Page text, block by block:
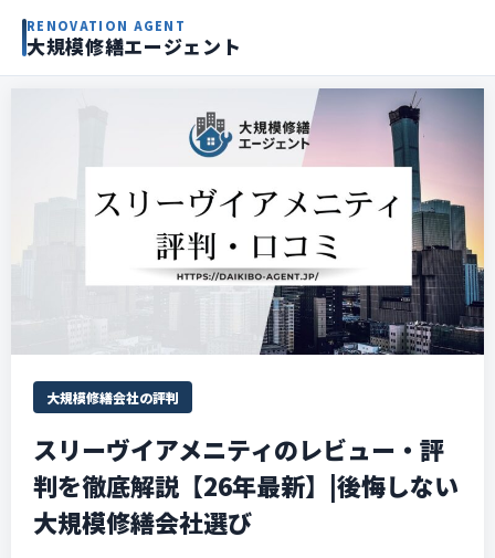
RENOVATION AGENT
大規模修繕エージェント
大規模修繕会社の評判
スリーヴイアメニティのレビュー・評
判を徹底解説【26年最新】|後悔しない
大規模修繕会社選び